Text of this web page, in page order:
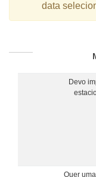
data
Devo
Quer